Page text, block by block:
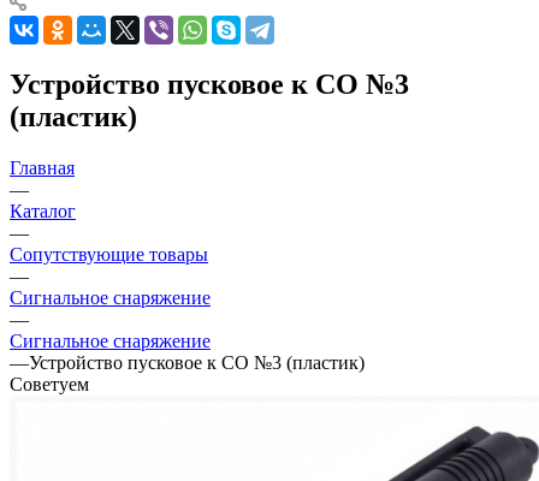
Устройство пусковое к СО №3
(пластик)
Главная
—
Каталог
—
Сопутствующие товары
—
Сигнальное снаряжение
—
Сигнальное снаряжение
—Устройство пусковое к СО №3 (пластик)
Советуем